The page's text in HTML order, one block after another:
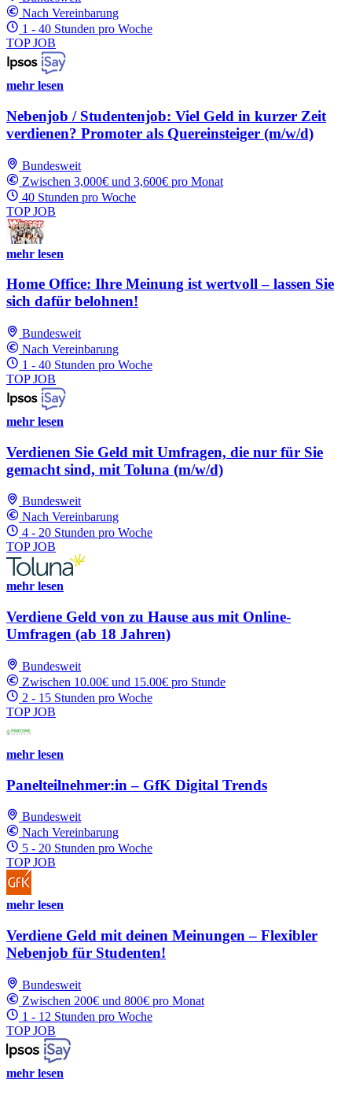
Nach Vereinbarung
1 - 40 Stunden pro Woche
TOP JOB
mehr lesen
Nebenjob / Studentenjob: Viel Geld in kurzer Zeit
verdienen? Promoter als Quereinsteiger (m/w/d)
Bundesweit
Zwischen 3,000€ und 3,600€ pro Monat
40 Stunden pro Woche
TOP JOB
mehr lesen
Home Office: Ihre Meinung ist wertvoll – lassen Sie
sich dafür belohnen!
Bundesweit
Nach Vereinbarung
1 - 40 Stunden pro Woche
TOP JOB
mehr lesen
Verdienen Sie Geld mit Umfragen, die nur für Sie
gemacht sind, mit Toluna (m/w/d)
Bundesweit
Nach Vereinbarung
4 - 20 Stunden pro Woche
TOP JOB
mehr lesen
Verdiene Geld von zu Hause aus mit Online-
Umfragen (ab 18 Jahren)
Bundesweit
Zwischen 10.00€ und 15.00€ pro Stunde
2 - 15 Stunden pro Woche
TOP JOB
mehr lesen
Panelteilnehmer:in – GfK Digital Trends
Bundesweit
Nach Vereinbarung
5 - 20 Stunden pro Woche
TOP JOB
mehr lesen
Verdiene Geld mit deinen Meinungen – Flexibler
Nebenjob für Studenten!
Bundesweit
Zwischen 200€ und 800€ pro Monat
1 - 12 Stunden pro Woche
TOP JOB
mehr lesen